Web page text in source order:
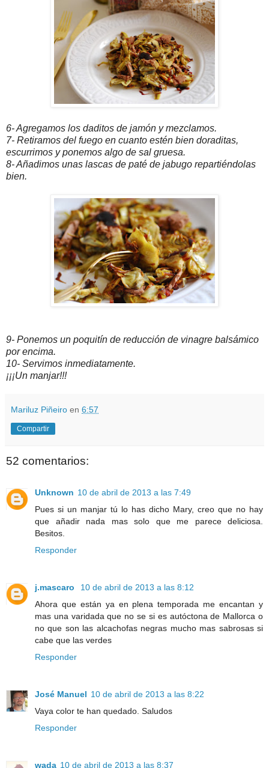
6- Agregamos los daditos de jamón y mezclamos.
7- Retiramos del fuego en cuanto estén bien doraditas,
escurrimos y ponemos algo de sal gruesa.
8- Añadimos unas lascas de paté de jabugo repartiéndolas
bien.
9- Ponemos un poquitín de reducción de vinagre balsámico
por encima.
10- Servimos inmediatamente.
¡¡¡Un manjar!!!
Mariluz Piñeiro en 6:57
Compartir
52 comentarios:
Unknown 10 de abril de 2013 a las 7:49
Pues si un manjar tú lo has dicho Mary, creo que no hay
que añadir nada mas solo que me parece deliciosa.
Besitos.
Responder
j.mascaro
10 de abril de 2013 a las 8:12
Ahora que están ya en plena temporada me encantan y
mas una varidada que no se si es autóctona de Mallorca o
no que son las alcachofas negras mucho mas sabrosas si
cabe que las verdes
Responder
José Manuel 10 de abril de 2013 a las 8:22
Vaya color te han quedado. Saludos
Responder
wada 10 de abril de 2013 a las 8:37